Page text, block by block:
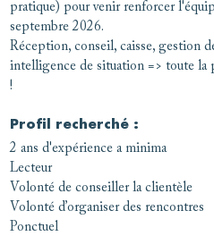
pratique) pour venir renforcer
septembre 2026.
Réception, conseil, caisse, gestion
intelligence de situation => toute la
!
Profil recherché :
2 ans d'expérience a minima
Lecteur
Volonté de conseiller la clientèle
Volonté d’organiser des rencontres
Ponctuel